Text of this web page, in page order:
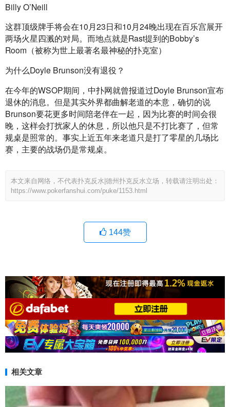
Billy O’Neill
这群顶级牌手将会在10月23日和10月24晚出现在百乐宫展开
两场火星四溅的对局。而地点就是Rast提到的Bobby’s
Room（被称为世上最著名最神秘的扑克室）
为什么Doyle Brunson没有退役？
在今年的WSOP期间，中扑网就曾报道过Doyle Brunson宣布
退休的消息。但是其实外界都曲解老道的本意，确切的说
Brunson要花更多时间陪老伴在一起，因为比赛的时间会很
晚，这样会打扰家人的休息，所以他只是不打比赛了，但常
规桌是照常的。事实上近五年来老道只是打了零星的几场比
赛，主要的战场仍是常规桌。
本文来自网络，不代表扑克反水|德州扑克反水立场，转载请注明出处：
https://www.pokerfanshui.com/puke/1153.html
144赞
相关文章